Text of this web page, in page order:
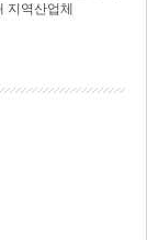
지역산업체